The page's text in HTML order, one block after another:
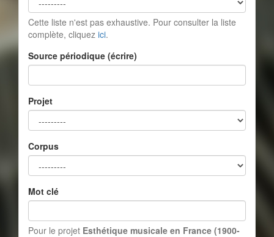
Cette liste n'est pas exhaustive. Pour consulter la liste
complète, cliquez ici.
Source périodique (écrire)
Projet
Corpus
Mot clé
Pour le projet Esthétique musicale en France (1900-